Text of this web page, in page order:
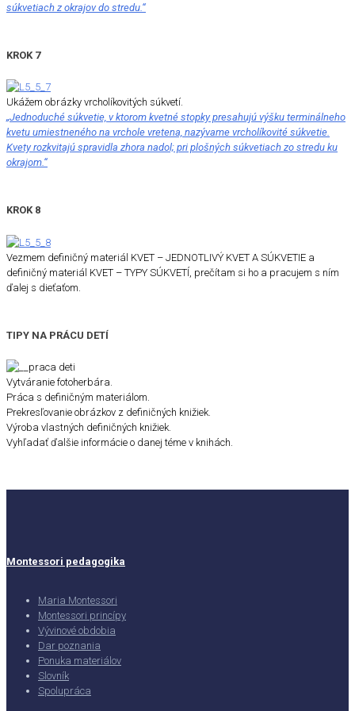
súkvetiach z okrajov do stredu.“
KROK 7
Ukážem obrázky vrcholíkovitých súkvetí.
„Jednoduché súkvetie, v ktorom kvetné stopky presahujú výšku terminálneho
kvetu umiestneného na vrchole vretena, nazývame vrcholíkovité súkvetie.
Kvety rozkvitajú spravidla zhora nadol; pri plošných súkvetiach zo stredu ku
okrajom.“
KROK 8
Vezmem definičný materiál KVET – JEDNOTLIVÝ KVET A SÚKVETIE a
definičný materiál KVET – TYPY SÚKVETÍ, prečítam si ho a pracujem s ním
ďalej s dieťaťom.
TIPY NA PRÁCU DETÍ
Vytváranie fotoherbára.
Práca s definičným materiálom.
Prekresľovanie obrázkov z definičných knižiek.
Výroba vlastných definičných knižiek.
Vyhľadať ďalšie informácie o danej téme v knihách.
Montessori pedagogika
Maria Montessori
Montessori princípy
Vývinové obdobia
Dar poznania
Ponuka materiálov
Slovník
Spolupráca